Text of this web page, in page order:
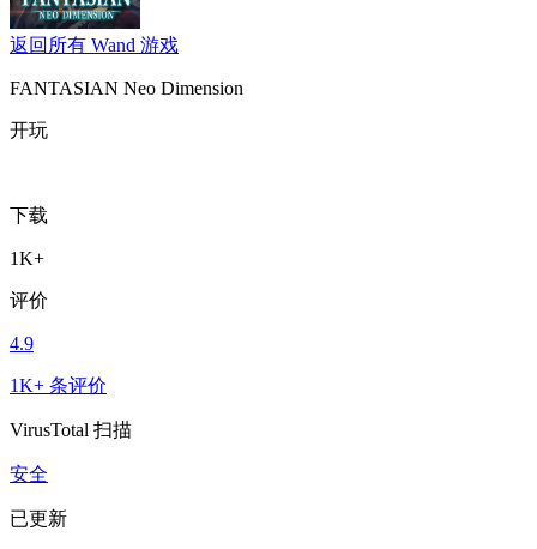
返回所有 Wand 游戏
FANTASIAN Neo Dimension
开玩
下载
1K+
评价
4.9
1K+ 条评价
VirusTotal 扫描
安全
已更新